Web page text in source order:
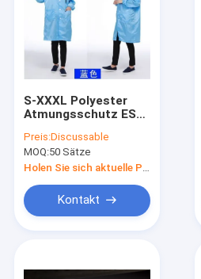
S-XXXL Polyester
Atmungsschutz ESD
Anti-statisch
Preis:Discussable
MOQ:50 Sätze
Kontakt